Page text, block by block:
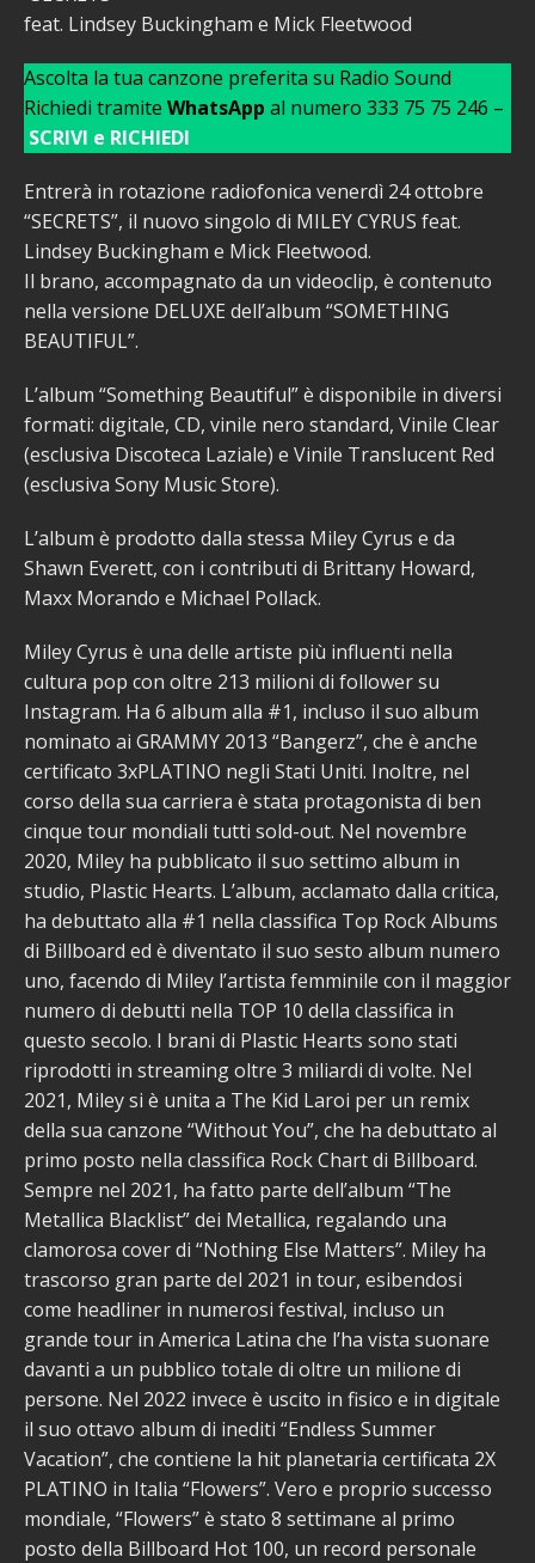
feat. Lindsey Buckingham e Mick Fleetwood
Ascolta la tua canzone preferita su Radio Sound
Richiedi tramite WhatsApp al numero 333 75 75 246 –
SCRIVI e RICHIEDI
Entrerà in rotazione radiofonica venerdì 24 ottobre
“SECRETS”, il nuovo singolo di MILEY CYRUS feat.
Lindsey Buckingham e Mick Fleetwood.
Il brano, accompagnato da un videoclip, è contenuto
nella versione DELUXE dell’album “SOMETHING
BEAUTIFUL”.
L’album “Something Beautiful” è disponibile in diversi
formati: digitale, CD, vinile nero standard, Vinile Clear
(esclusiva Discoteca Laziale) e Vinile Translucent Red
(esclusiva Sony Music Store).
L’album è prodotto dalla stessa Miley Cyrus e da
Shawn Everett, con i contributi di Brittany Howard,
Maxx Morando e Michael Pollack.
Miley Cyrus è una delle artiste più influenti nella
cultura pop con oltre 213 milioni di follower su
Instagram. Ha 6 album alla #1, incluso il suo album
nominato ai GRAMMY 2013 “Bangerz”, che è anche
certificato 3xPLATINO negli Stati Uniti. Inoltre, nel
corso della sua carriera è stata protagonista di ben
cinque tour mondiali tutti sold-out. Nel novembre
2020, Miley ha pubblicato il suo settimo album in
studio, Plastic Hearts. L’album, acclamato dalla critica,
ha debuttato alla #1 nella classifica Top Rock Albums
di Billboard ed è diventato il suo sesto album numero
uno, facendo di Miley l’artista femminile con il maggior
numero di debutti nella TOP 10 della classifica in
questo secolo. I brani di Plastic Hearts sono stati
riprodotti in streaming oltre 3 miliardi di volte. Nel
2021, Miley si è unita a The Kid Laroi per un remix
della sua canzone “Without You”, che ha debuttato al
primo posto nella classifica Rock Chart di Billboard.
Sempre nel 2021, ha fatto parte dell’album “The
Metallica Blacklist” dei Metallica, regalando una
clamorosa cover di “Nothing Else Matters”. Miley ha
trascorso gran parte del 2021 in tour, esibendosi
come headliner in numerosi festival, incluso un
grande tour in America Latina che l’ha vista suonare
davanti a un pubblico totale di oltre un milione di
persone. Nel 2022 invece è uscito in fisico e in digitale
il suo ottavo album di inediti “Endless Summer
Vacation”, che contiene la hit planetaria certificata 2X
PLATINO in Italia “Flowers”. Vero e proprio successo
mondiale, “Flowers” è stato 8 settimane al primo
posto della Billboard Hot 100, un record personale